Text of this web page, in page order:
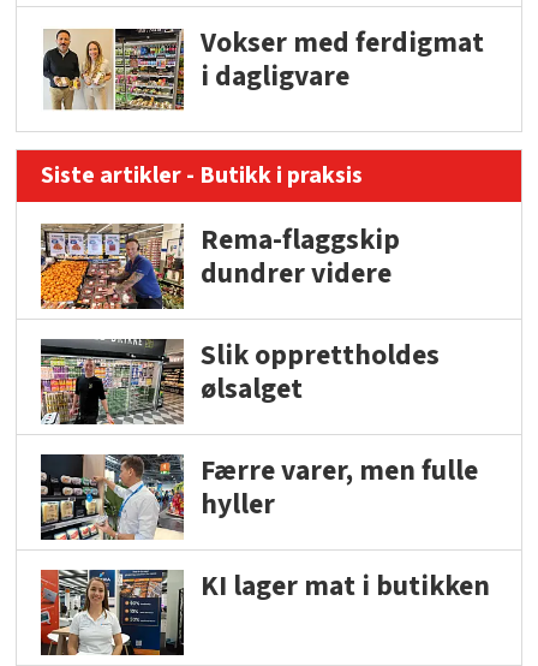
Vokser med ferdigmat
i dagligvare
Siste artikler - Butikk i praksis
Rema-flaggskip
dundrer videre
Slik opprettholdes
ølsalget
Færre varer, men fulle
hyller
KI lager mat i butikken